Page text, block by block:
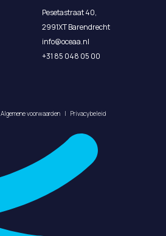
Pesetastraat 40,
2991XT Barendrecht
info@oceaa.nl
+31 85 048 05 00
Algemene voorwaarden | Privacybeleid